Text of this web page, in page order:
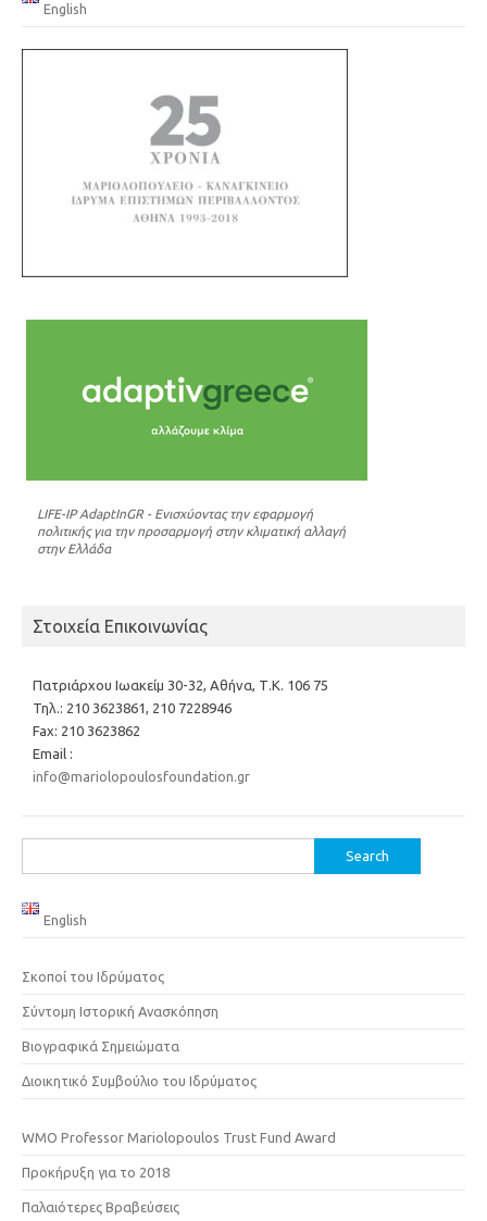
English
LIFE-IP AdaptInGR - Ενισχύοντας την εφαρμογή
πολιτικής για την προσαρμογή στην κλιματική αλλαγή
στην Ελλάδα
Στοιχεία Επικοινωνίας
Πατριάρχου Ιωακείμ 30-32, Αθήνα, Τ.Κ. 106 75
Τηλ.: 210 3623861, 210 7228946
Fax: 210 3623862
Email :
info@mariolopoulosfoundation.gr
for:
English
Σκοποί του Ιδρύματος
Σύντομη Ιστορική Ανασκόπηση
Βιογραφικά Σημειώματα
Διοικητικό Συμβούλιο του Ιδρύματος
WMO Professor Mariolopoulos Trust Fund Award
Προκήρυξη για το 2018
Παλαιότερες Βραβεύσεις